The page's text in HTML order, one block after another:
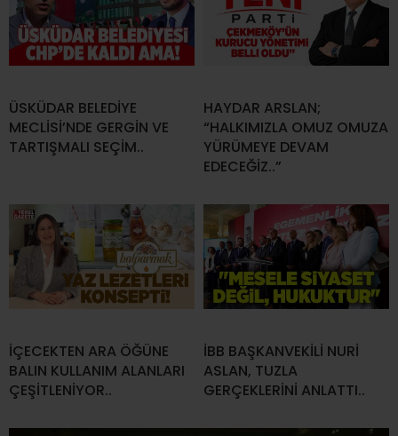
ÜSKÜDAR BELEDİYE
MECLİSİ’NDE GERGİN VE
TARTIŞMALI SEÇİM..
HAYDAR ARSLAN;
“HALKIMIZLA OMUZ OMUZA
YÜRÜMEYE DEVAM
EDECEĞİZ..”
İÇECEKTEN ARA ÖĞÜNE
BALIN KULLANIM ALANLARI
ÇEŞİTLENİYOR..
İBB BAŞKANVEKİLİ NURİ
ASLAN, TUZLA
GERÇEKLERİNİ ANLATTI..